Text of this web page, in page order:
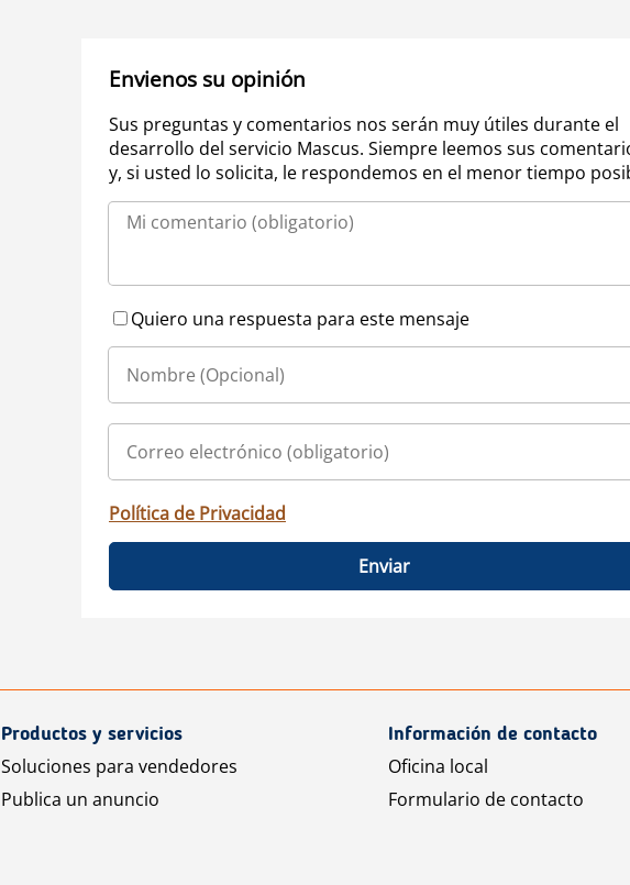
Envienos su opinión
Sus preguntas y comentarios nos serán muy útiles durante el
desarrollo del servicio Mascus. Siempre leemos sus
y, si usted lo solicita, le respondemos en el menor tiempo
Quiero una respuesta para este mensaje
Política de Privacidad
Enviar
Productos y servicios
Soluciones para vendedores
Publica un anuncio
Información de contacto
Oficina local
Formulario de contacto